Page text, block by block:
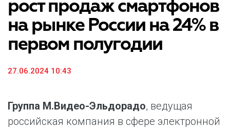
рост продаж смартфонов
на рынке России на 24% в
первом полугодии
27.06.2024 10:43
Группа М.Видео-Эльдорадо, ведущая
российская компания в сфере электронной